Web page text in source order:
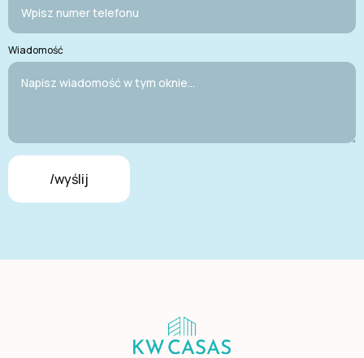
Wiadomość
/wyślij